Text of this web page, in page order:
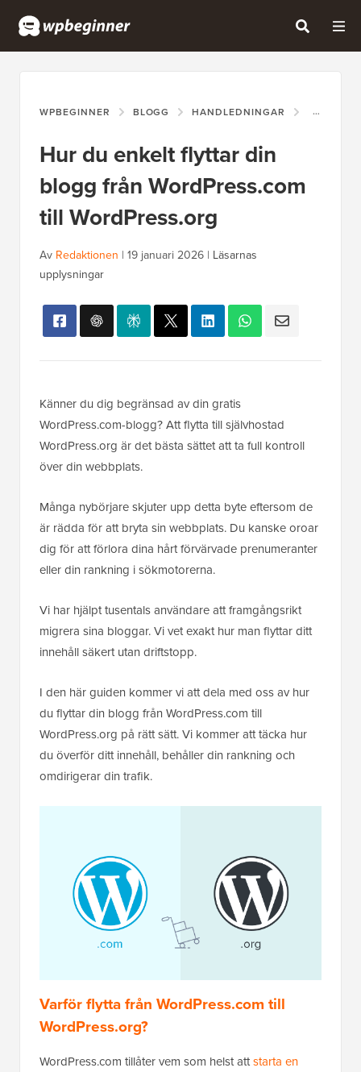
WPBEGINNER BLOGG HANDLEDNINGAR HUR DU
Hur du enkelt flyttar din
blogg från WordPress.com
till WordPress.org
Av Redaktionen | 19 januari 2026 | Läsarnas
upplysningar
Känner du dig begränsad av din gratis
WordPress.com-blogg? Att flytta till självhostad
WordPress.org är det bästa sättet att ta full kontroll
över din webbplats.
Många nybörjare skjuter upp detta byte eftersom de
är rädda för att bryta sin webbplats. Du kanske oroar
dig för att förlora dina hårt förvärvade prenumeranter
eller din rankning i sökmotorerna.
Vi har hjälpt tusentals användare att framgångsrikt
migrera sina bloggar. Vi vet exakt hur man flyttar ditt
innehåll säkert utan driftstopp.
I den här guiden kommer vi att dela med oss av hur
du flyttar din blogg från WordPress.com till
WordPress.org på rätt sätt. Vi kommer att täcka hur
du överför ditt innehåll, behåller din rankning och
omdirigerar din trafik.
Varför flytta från WordPress.com till
WordPress.org?
WordPress.com tillåter vem som helst attstarta en